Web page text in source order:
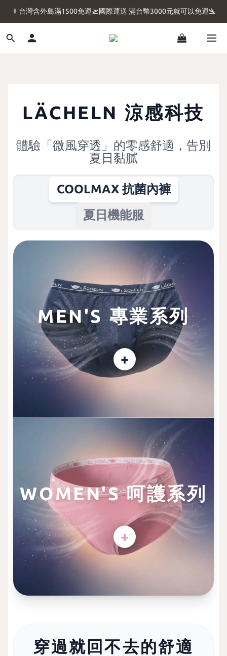
🍢台灣含外島滿1500免運🛫國際運送 滿台幣3000元就可以免運🛬
🍢台灣含外島滿1500免運🛫國際運送 滿台幣3000元就可以免運🛬
💖收到商品別忘了評價 評價後領5元購物金💖穿雷訊月入百萬💖
LÄCHELN 涼感科技
體驗「微風穿透」的零感舒適，告別
夏日黏膩
COOLMAX 抗菌內褲
夏日機能服
MEN'S 專業系列
+
WOMEN'S 呵護系列
+
穿過就回不去的舒適